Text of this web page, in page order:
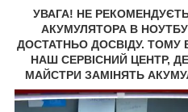
УВАГА! НЕ
АКУМУЛЯТОРА В
ДОСТАТНЬО ДОСВІДУ.
НАШ СЕРВІСНИЙ ЦЕНТР, ДЕ
МАЙСТРИ ЗАМІНЯТЬ